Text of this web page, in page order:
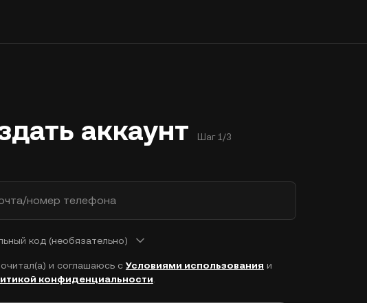
аккаунт Шаг 1/3
номер телефона
код (необязательно)
и соглашаюсь с Условиями использования и
конфиденциальности